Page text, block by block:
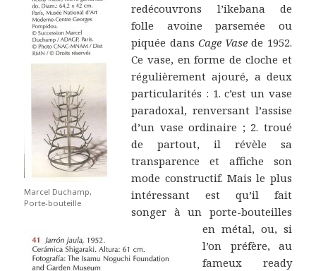
Marcel Duchamp,
Porte-bouteille
redécouvrons l’ikebana de
folle avoine parsemée ou
piquée dans Cage Vase de 1952.
Ce vase, en forme de cloche et
régulièrement ajouré, a deux
particularités : 1. c’est un vase
paradoxal, renversant l’assise
d’un vase ordinaire ; 2. troué
de partout, il révèle sa
transparence et affiche son
mode constructif. Mais le plus
intéressant est qu’il fait
songer à un porte-bouteilles
en métal, ou, si
l’on préfère, au
fameux ready